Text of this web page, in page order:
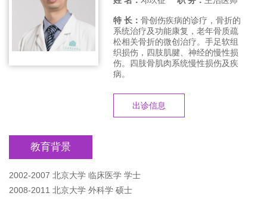
特 长： 骨创伤疾病的诊疗，骨折的
系统治疗及功能康复，老年骨质疏
松相关骨折的微创治疗。手足软组
织损伤，四肢肌腱、神经的慢性损
伤。四肢骨肌肉系统慢性损伤及疾
病。
出诊信息
教育背景
2002-2007 北京大学 临床医学 学士
2008-2011 北京大学 外科学 硕士